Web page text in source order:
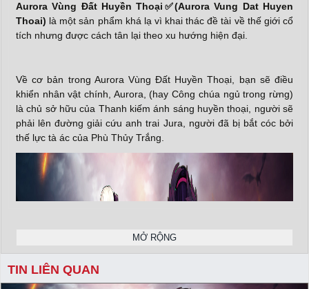
Aurora Vùng Đất Huyền Thoại✅(Aurora Vung Dat Huyen
Thoai) là một sản phẩm khá lạ vì khai thác đề tài về thế giới cổ
tích nhưng được cách tân lại theo xu hướng hiện đại.
Về cơ bản trong Aurora Vùng Đất Huyền Thoại, bạn sẽ điều
khiển nhân vật chính, Aurora, (hay Công chúa ngủ trong rừng)
là chủ sở hữu của Thanh kiếm ánh sáng huyền thoại, người sẽ
phải lên đường giải cứu anh trai Jura, người đã bị bắt cóc bởi
thế lực tà ác của Phù Thủy Trắng.
MỞ RỘNG
TIN LIÊN QUAN